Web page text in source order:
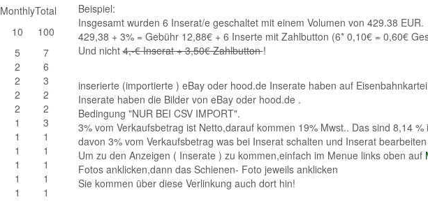
MonthlyTotal
10
100
5
7
2
6
2
3
2
2
2
2
1
3
1
1
1
1
1
1
1
1
1
1
Beispiel:
Insgesamt wurden 6 Inserat/e geschaltet mit einem Volumen von 429.38 EUR.
429,38 + 3% = Gebühr 12,88€ + 6 Inserte mit Zahlbutton (6* 0,10€ = 0,60€
Und nicht4,-€ Inserat + 3,50€ Zahlbutton!
inserierte (importierte ) eBay oder hood.de Inserate haben auf
Inserate haben die Bilder von eBay oder hood.de .
Bedingung "NUR BEI CSV IMPORT".
3% vom Verkaufsbetrag ist Netto,darauf kommen 19% Mwst.. Das sind 8,14
davon 3% vom Verkaufsbetrag was bei Inserat schalten und Inserat
Um zu den Anzeigen ( Inserate ) zu kommen,einfach im Menue links oben auf
Fotos anklicken,dann das Schienen- Foto jeweils anklicken
Sie kommen über diese Verlinkung auch dort hin!